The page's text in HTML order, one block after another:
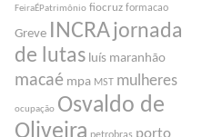
FeiraÉPatrimônio fiocruz formacao
Greve INCRA jornada
de lutas luís maranhão
macaé mpa MST mulheres
ocupação Osvaldo de
Oliveira
porto